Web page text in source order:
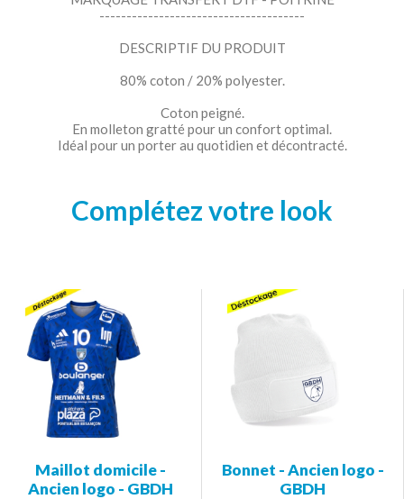
--------------------------------------
DESCRIPTIF DU PRODUIT
80% coton / 20% polyester.
Coton peigné.
En molleton gratté pour un confort optimal.
Idéal pour un porter au quotidien et décontracté.
Complétez votre look
Maillot domicile -
Ancien logo - GBDH
Bonnet - Ancien logo -
GBDH